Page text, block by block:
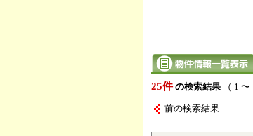
25件 の検索結果（ 1 〜
前の検索結果